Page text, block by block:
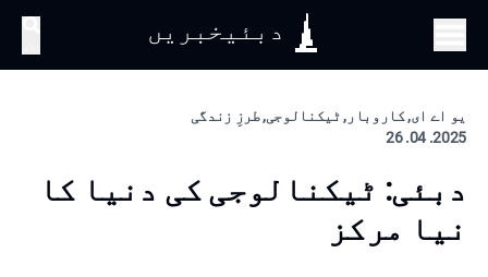
دبئیخبریں
یو اے ای, کاروبار, ٹیکنالوجی, طرزِ زندگی
2025. 04. 26
دبئی: ٹیکنالوجی کی دنیا کا
نیا مرکز